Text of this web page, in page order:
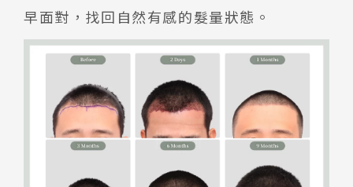
早面對，找回自然有感的髮量狀態。